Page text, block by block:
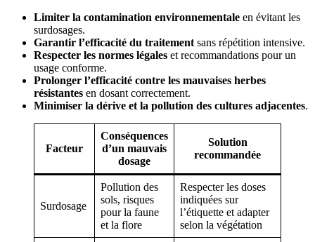
Limiter la contamination environnementale en évitant les
surdosages.
Garantir l’efficacité du traitement sans répétition intensive.
Respecter les normes légales et recommandations pour un
usage conforme.
Prolonger l’efficacité contre les mauvaises herbes
résistantes en dosant correctement.
Minimiser la dérive et la pollution des cultures adjacentes.
Facteur
Conséquences
d’un mauvais
dosage
Solution
recommandée
Surdosage
Pollution des
sols, risques
pour la faune
et la flore
Respecter les doses
indiquées sur
l’étiquette et adapter
selon la végétation